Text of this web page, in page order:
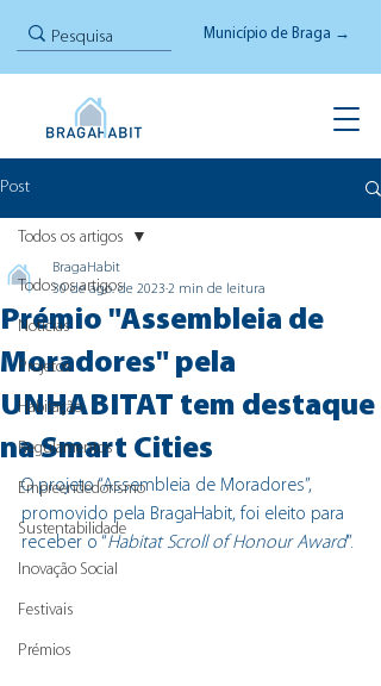
Município de Braga →
Post
Todos os artigos
Notícias
Projetos
Habitação
Regulamentos
Empreendedorismo
Sustentabilidade
Inovação Social
Festivais
Prémios
Todos os artigos
Prémio "Assembleia de
Moradores" pela
UNHABITAT tem destaque
na Smart Cities
BragaHabit
30 de ago. de 2023 2 min de leitura
O projeto “Assembleia de Moradores”,
promovido pela BragaHabit, foi eleito para
receber o “Habitat Scroll of Honour Award”.